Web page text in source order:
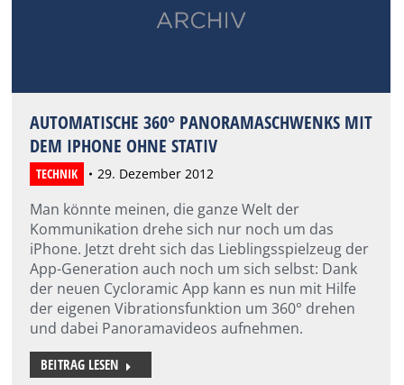
AUTOMATISCHE 360° PANORAMASCHWENKS MIT
DEM IPHONE OHNE STATIV
TECHNIK 29. Dezember 2012
Man könnte meinen, die ganze Welt der
Kommunikation drehe sich nur noch um das
iPhone. Jetzt dreht sich das Lieblingsspielzeug der
App-Generation auch noch um sich selbst: Dank
der neuen Cycloramic App kann es nun mit Hilfe
der eigenen Vibrationsfunktion um 360° drehen
und dabei Panoramavideos aufnehmen.
BEITRAG LESEN